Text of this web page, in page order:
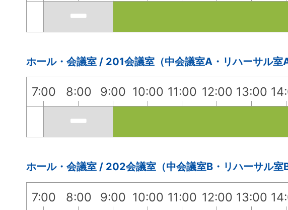
ホール・会議室 / 201会議室（中会議室A・リハーサル室A
7:00 8:00 9:00 10:00 11:00 12:00 13:00
ホール・会議室 / 202会議室（中会議室B・リハーサル室B
7:00 8:00 9:00 10:00 11:00 12:00 13:00